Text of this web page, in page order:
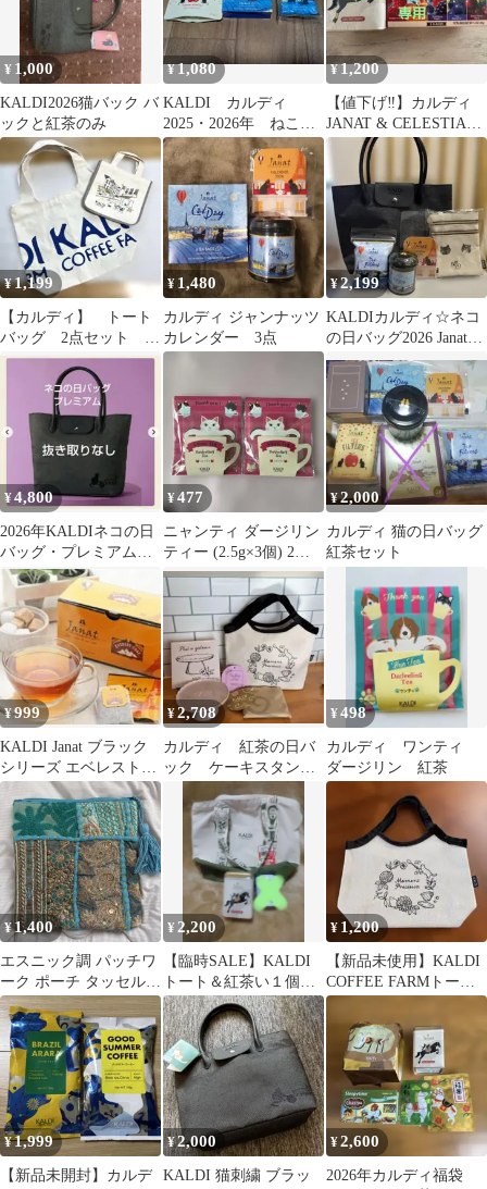
¥ 1,000
KALDI2026猫バック バ
ックと紅茶のみ
¥1,080
KALDI カルディ
2025・2026年 ねこの
日 紅茶 セット
¥1,200
【値下げ‼️】カルディ
JANAT & CELESTIAL
SEASONINGS
¥1,199
【カルディ】 トート
バッグ 2点セット
キャンバス ネコ ミ
ニトート バッグ
¥ 1,480
カルディ ジャンナッツ
カレンダー 3点
¥2,199
KALDIカルディ☆ネコ
の日バッグ2026 Janat紅
茶&ティーフィルター
¥4,800
2026年KALDIネコの日
バッグ・プレミアム・
新品未開封
¥477
ニャンティ ダージリン
ティー (2.5g×3個) 2パ
ック セット
¥2,000
カルディ 猫の日バッグ
紅茶セット
¥999
KALDI Janat ブラック
シリーズ エベレストチ
ャイミニチュアチャー
ム付き
¥2,708
カルディ 紅茶の日バ
ック ケーキスタン
ド エコバッグ 3点セ
ット 未使用
¥498
カルディ ワンティ
ダージリン 紅茶
¥1,400
エスニック調 パッチワ
ーク ポーチ タッセル付
き
¥ 2,200
【臨時SALE】KALDI
トート＆紅茶い１個セ
ット まとめ売り
¥ 1,200
【新品未使用】KALDI
COFFEE FARMトート
バッグ
¥1,999
【新品未開封】カルデ
¥2,000
KALDI 猫刺繍 ブラッ
¥2,600
2026年カルディ福袋